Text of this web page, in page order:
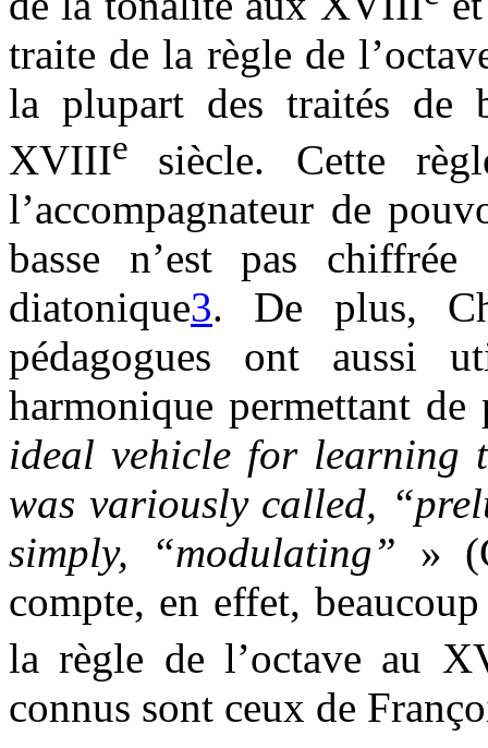
traite de la règle de
la plupart des traités de
XVIIIe siècle. Cette
l’accompagnateur de
basse n’est pas
diatonique3. De plus,
pédagogues ont aussi
harmonique permettant
ideal vehicle for learning
was variously called,
simply, “modulating” »
compte, en effet,
la règle de l’octave au
connus sont ceux de